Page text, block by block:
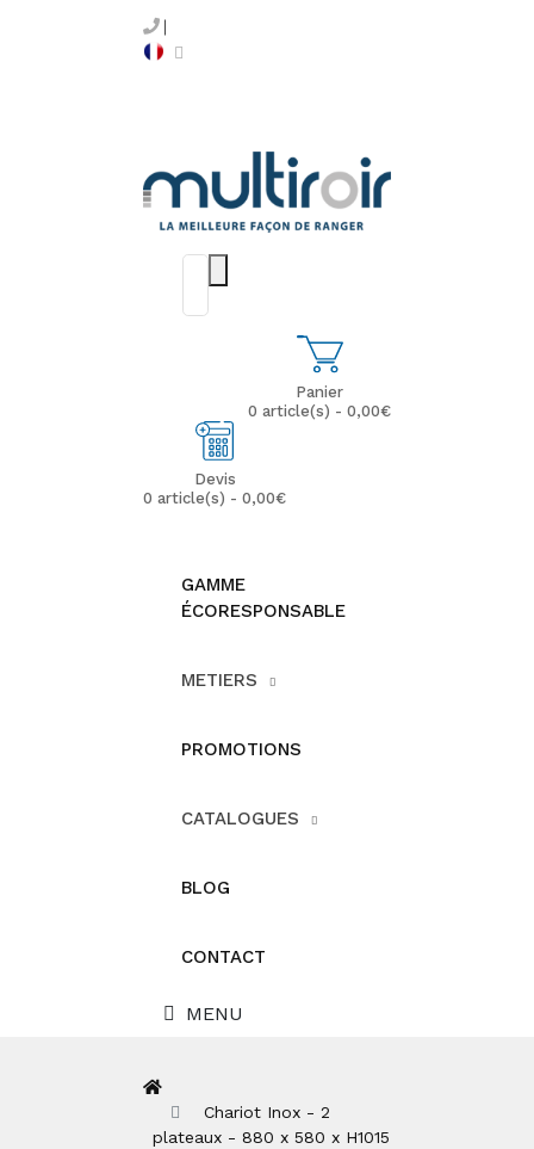
Panier
0 article(s) - 0,00€
Devis
0 article(s) - 0,00€
GAMME
ÉCORESPONSABLE
METIERS
PROMOTIONS
CATALOGUES
BLOG
CONTACT
MENU
Chariot Inox - 2
plateaux - 880 x 580 x H1015